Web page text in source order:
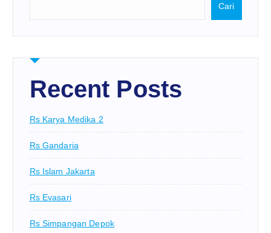
Cari
Recent Posts
Rs Karya Medika 2
Rs Gandaria
Rs Islam Jakarta
Rs Evasari
Rs Simpangan Depok